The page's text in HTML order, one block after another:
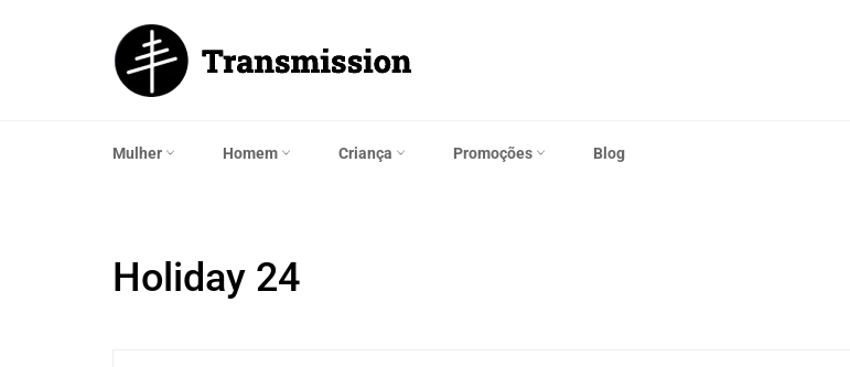
Mulher Homem Criança Promoções Blog
Holiday 24